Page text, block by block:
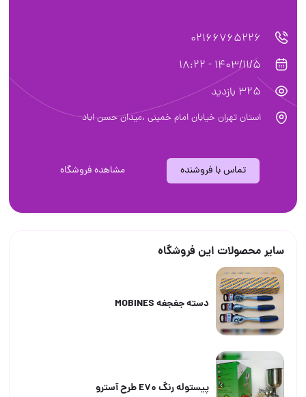
02166765226
1403/11/5 - 18:22
325 بازدید
استان تهران خیابان امام خمینی ،میدان حسن اباد
تماس با فروشنده مشاهده فروشگاه
سایر محصولات این فروشگاه
دسته جغجغه MOBINES
پیستوله رنگ E70 طرح آسترو